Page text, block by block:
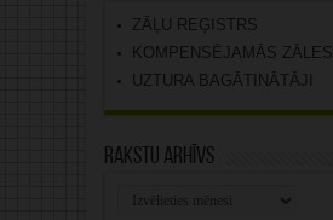
ZĀĻU REĢISTRS
KOMPENSĒJAMĀS ZĀLES
UZTURA BAGĀTINĀTĀJI
Rakstu arhīvs